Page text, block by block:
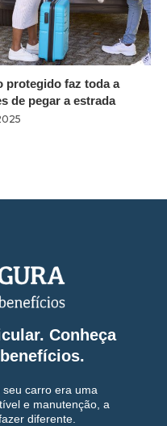
protegido faz toda a
de pegar a estrada
Conheça
carro era uma
e manutenção, a
diferente.